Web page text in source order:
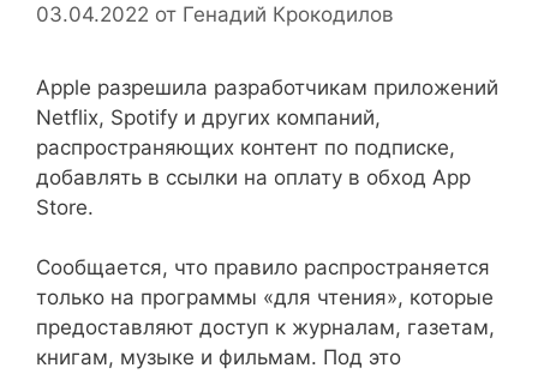
03.04.2022 от Генадий Крокодилов
Apple разрешила разработчикам приложений
Netflix, Spotify и других компаний,
распространяющих контент по подписке,
добавлять в ссылки на оплату в обход App
Store.
Сообщается, что правило распространяется
только на программы «для чтения», которые
предоставляют доступ к журналам, газетам,
книгам, музыке и фильмам. Под это